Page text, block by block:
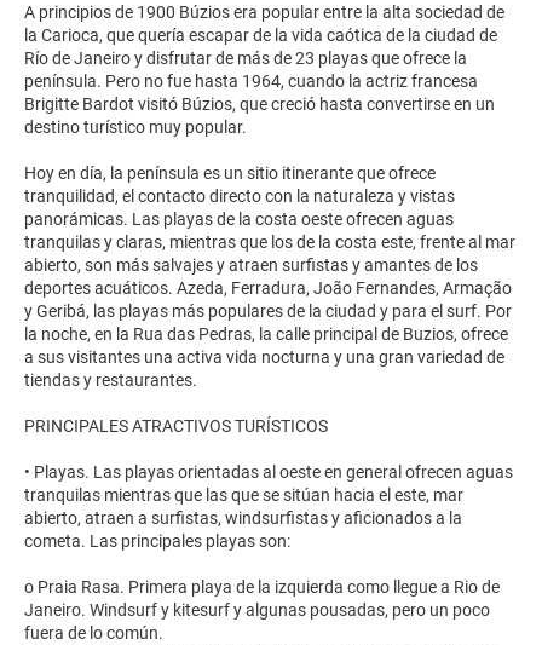
A principios de 1900 Búzios era popular entre la alta sociedad de
la Carioca, que quería escapar de la vida caótica de la ciudad de
Río de Janeiro y disfrutar de más de 23 playas que ofrece la
península. Pero no fue hasta 1964, cuando la actriz francesa
Brigitte Bardot visitó Búzios, que creció hasta convertirse en un
destino turístico muy popular.
Hoy en día, la península es un sitio itinerante que ofrece
tranquilidad, el contacto directo con la naturaleza y vistas
panorámicas. Las playas de la costa oeste ofrecen aguas
tranquilas y claras, mientras que los de la costa este, frente al mar
abierto, son más salvajes y atraen surfistas y amantes de los
deportes acuáticos. Azeda, Ferradura, João Fernandes, Armação
y Geribá, las playas más populares de la ciudad y para el surf. Por
la noche, en la Rua das Pedras, la calle principal de Buzios, ofrece
a sus visitantes una activa vida nocturna y una gran variedad de
tiendas y restaurantes.
PRINCIPALES ATRACTIVOS TURÍSTICOS
• Playas. Las playas orientadas al oeste en general ofrecen aguas
tranquilas mientras que las que se sitúan hacia el este, mar
abierto, atraen a surfistas, windsurfistas y aficionados a la
cometa. Las principales playas son:
o Praia Rasa. Primera playa de la izquierda como llegue a Rio de
Janeiro. Windsurf y kitesurf y algunas pousadas, pero un poco
fuera de lo común.